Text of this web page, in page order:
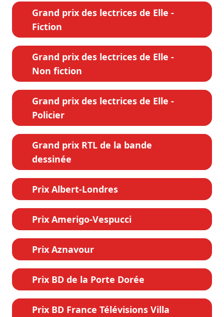
Grand prix des lectrices de Elle -
Fiction
Grand prix des lectrices de Elle -
Non fiction
Grand prix des lectrices de Elle -
Policier
Grand prix RTL de la bande
dessinée
Prix Albert-Londres
Prix Amerigo-Vespucci
Prix Aznavour
Prix BD de la Porte Dorée
Prix BD France Télévisions Villa